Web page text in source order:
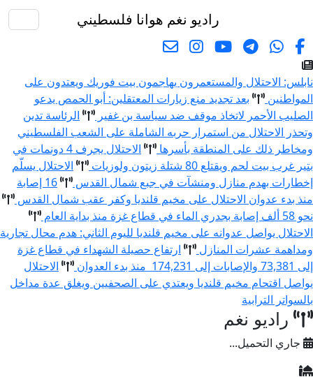
راديو نغم هوانا فلسطيني
نابلس: الاحتلال والمستعمرون يهاجمون بيت فوريك ويعتدون على
المواطنين
بعد تجديد منع زيارات المعتقلين: أبو الحمص يدعو
الصليب الأحمر لاتخاذ موقف ضد سياسة بن غفير
الرئاسة تدين
وتحذر الاحتلال من استمرار حربه الشاملة على الشعب الفلسطيني
ومخاطر ذلك على المنطقة بأسرها
الاحتلال يجرف 4 دونمات في
بتير غرب بيت لحم ويقتلع 80 شتلة زيتون ولوزيات
الاحتلال يسلّم
إخطارات بهدم منازل ومنشآت في جبع شمال القدس
16 إصابة
منذ بدء عدوان الاحتلال على مخيم قلنديا وكفر عقب شمال القدس
نحو 58 ألف إصابة بجدري الماء في قطاع غزة منذ بداية العام
الاحتلال يواصل عدوانه على مخيم قلنديا لليوم الثاني: هدم محال تجارية
ومداهمة عشرات المنازل
ارتفاع حصيلة الشهداء في قطاع غزة
إلى 73,381 والإصابات إلى 174,231 منذ بدء العدوان
الاحتلال
يواصل اقتحام مخيم قلنديا ويعتدي على الصحفيين ويغلق عدة مداخل
بالسواتر الترابية
راديو نغم
جاري التحميل...